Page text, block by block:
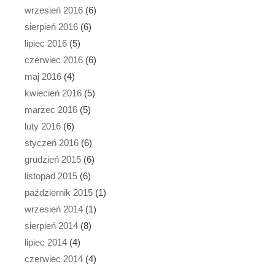
wrzesień 2016 (6)
sierpień 2016 (6)
lipiec 2016 (5)
czerwiec 2016 (6)
maj 2016 (4)
kwiecień 2016 (5)
marzec 2016 (5)
luty 2016 (6)
styczeń 2016 (6)
grudzień 2015 (6)
listopad 2015 (6)
październik 2015 (1)
wrzesień 2014 (1)
sierpień 2014 (8)
lipiec 2014 (4)
czerwiec 2014 (4)